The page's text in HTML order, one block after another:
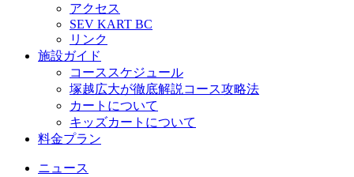
アクセス
SEV KART BC
リンク
施設ガイド
コーススケジュール
塚越広大が徹底解説コース攻略法
カートについて
キッズカートについて
料金プラン
ニュース